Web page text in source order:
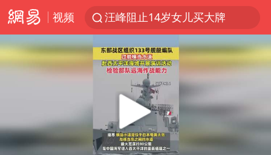
视频
汪峰阻止14岁女儿买大牌
“立秋的第一杯奶茶”又爆单了
四川宜宾市高县发生4.9级地震